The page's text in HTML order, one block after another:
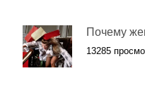
Почему
13285